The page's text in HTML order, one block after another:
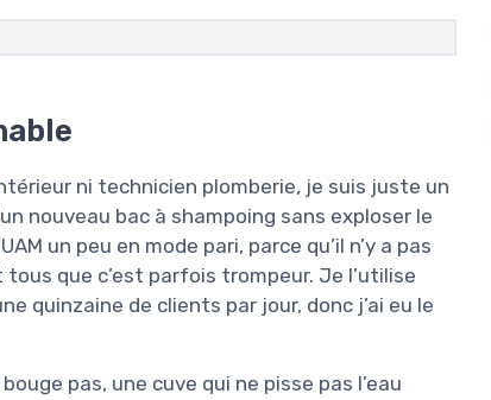
ni technicien plomberie, je suis juste un
nouveau bac à shampoing sans exploser le
un peu en mode pari, parce qu’il n’y a pas
que c’est parfois trompeur. Je l’utilise
quinzaine de clients par jour, donc j’ai eu le
pas, une cuve qui ne pisse pas l’eau